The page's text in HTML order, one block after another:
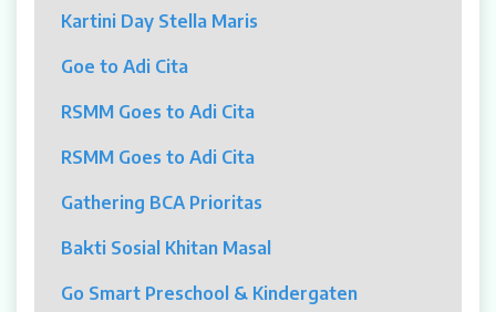
Klinik Nyeri
Kartini Day Stella Maris
Goe to Adi Cita
RSMM Goes to Adi Cita
RSMM Goes to Adi Cita
Gathering BCA Prioritas
Bakti Sosial Khitan Masal
Go Smart Preschool & Kindergaten